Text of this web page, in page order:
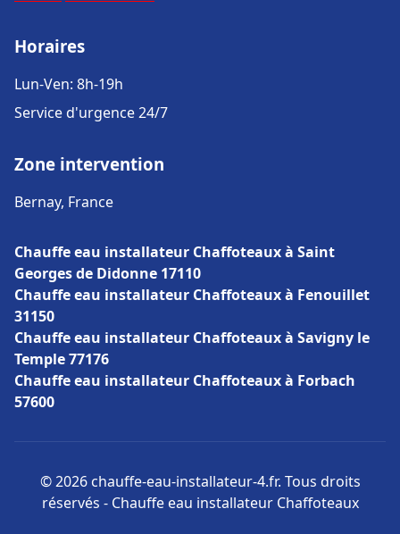
Horaires
Lun-Ven: 8h-19h
Service d'urgence 24/7
Zone intervention
Bernay, France
Chauffe eau installateur Chaffoteaux à Saint
Georges de Didonne 17110
Chauffe eau installateur Chaffoteaux à Fenouillet
31150
Chauffe eau installateur Chaffoteaux à Savigny le
Temple 77176
Chauffe eau installateur Chaffoteaux à Forbach
57600
© 2026 chauffe-eau-installateur-4.fr. Tous droits
réservés - Chauffe eau installateur Chaffoteaux